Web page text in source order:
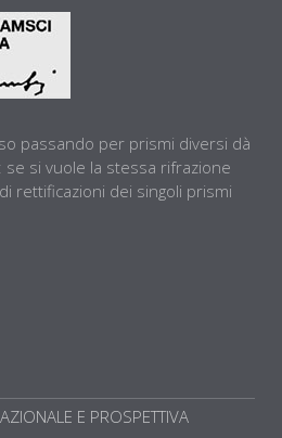
passando per prismi diversi dà
si vuole la stessa rifrazione
rettificazioni dei singoli prismi
E PROSPETTIVA